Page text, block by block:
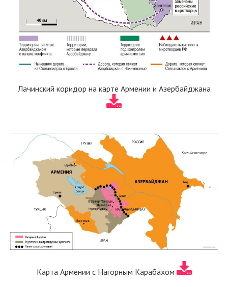
Лачинский коридор на карте Армении и Азербайджана
Карта Армении с Нагорным Карабахом